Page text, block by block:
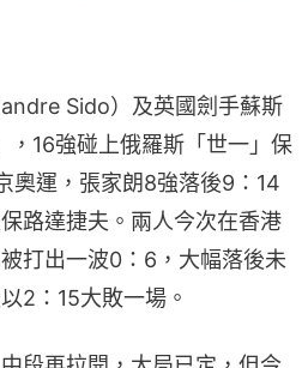
Sido）及英國劍手蘇斯
16強碰上俄羅斯「世一」保
奧運，張家朗8強落後9：14
路達捷夫。兩人今次在香港
打出一波0：6，大幅落後未
2：15大敗一場。